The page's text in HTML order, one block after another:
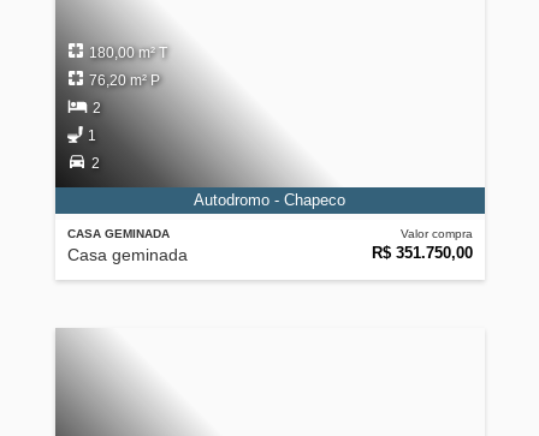
CASA GEMINADA
Casa geminada
Valor compra
R$ 351.750,00
180,00 m² T
76,20 m² P
2
1
2
Autodromo - Chapeco